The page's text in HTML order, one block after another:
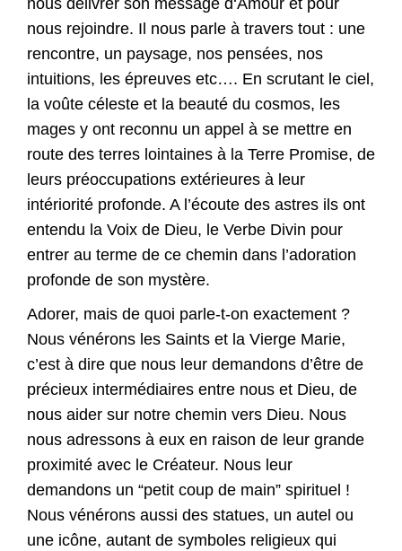
nous délivrer son message d‘Amour et pour
nous rejoindre. Il nous parle à travers tout : une
rencontre, un paysage, nos pensées, nos
intuitions, les épreuves etc…. En scrutant le ciel,
la voûte céleste et la beauté du cosmos, les
mages y ont reconnu un appel à se mettre en
route des terres lointaines à la Terre Promise, de
leurs préoccupations extérieures à leur
intériorité profonde. A l’écoute des astres ils ont
entendu la Voix de Dieu, le Verbe Divin pour
entrer au terme de ce chemin dans l’adoration
profonde de son mystère.
Adorer, mais de quoi parle-t-on exactement ?
Nous vénérons les Saints et la Vierge Marie,
c’est à dire que nous leur demandons d’être de
précieux intermédiaires entre nous et Dieu, de
nous aider sur notre chemin vers Dieu. Nous
nous adressons à eux en raison de leur grande
proximité avec le Créateur. Nous leur
demandons un “petit coup de main” spirituel !
Nous vénérons aussi des statues, un autel ou
une icône, autant de symboles religieux qui